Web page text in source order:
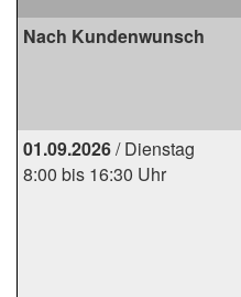
Nach Kundenwunsch
01.09.2026/ Dienstag
8:00 bis 16:30 Uhr